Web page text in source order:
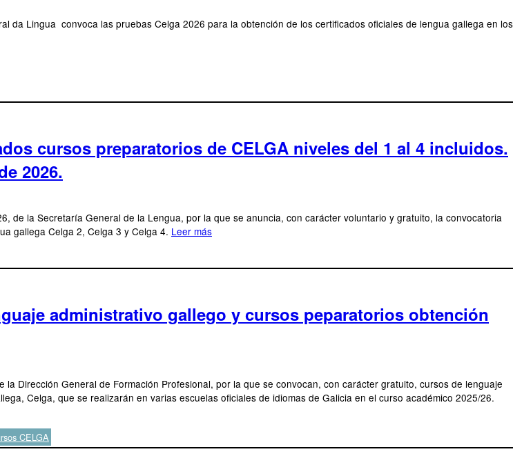
da Lingua convoca las pruebas Celga 2026 para la obtención de los certificados oficiales de lengua gallega en los
cursos preparatorios de CELGA niveles del 1 al 4 incluidos.
2026.
la Secretaría General de la Lengua, por la que se anuncia, con carácter voluntario y gratuito, la convocatoria
gallega Celga 2, Celga 3 y Celga 4. Leer más
administrativo gallego y cursos peparatorios obtención
Dirección General de Formación Profesional, por la que se convocan, con carácter gratuito, cursos de lenguaje
Celga, que se realizarán en varias escuelas oficiales de idiomas de Galicia en el curso académico 2025/26.
CELGA